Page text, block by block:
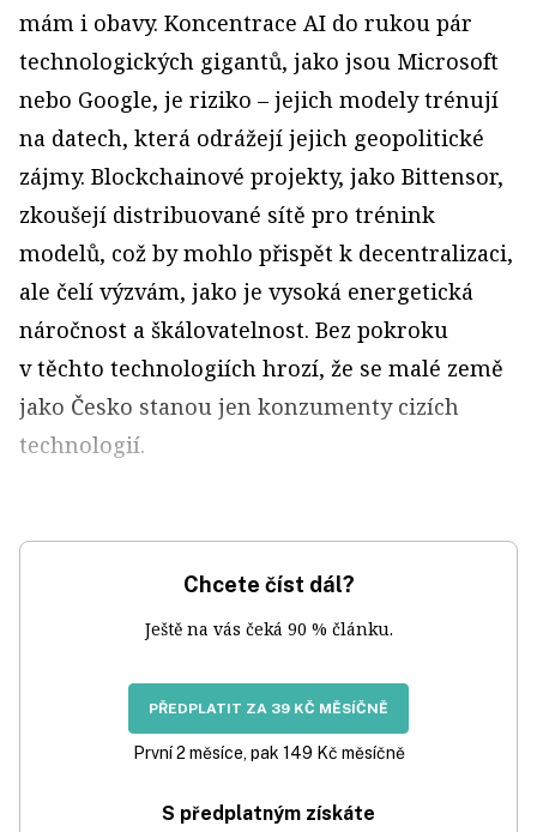
mám i obavy. Koncentrace AI do rukou pár
technologických gigantů, jako jsou Microsoft
nebo Google, je riziko – jejich modely trénují
na datech, která odrážejí jejich geopolitické
zájmy. Blockchainové projekty, jako Bittensor,
zkoušejí distribuované sítě pro trénink
modelů, což by mohlo přispět k decentralizaci,
ale čelí výzvám, jako je vysoká energetická
náročnost a škálovatelnost. Bez pokroku
v těchto technologiích hrozí, že se malé země
jako Česko stanou jen konzumenty cizích
technologií.
Chcete číst dál?
Ještě na vás čeká 90 % článku.
PŘEDPLATIT ZA 39 KČ MĚSÍČNĚ
První 2 měsíce, pak 149 Kč měsíčně
S předplatným získáte